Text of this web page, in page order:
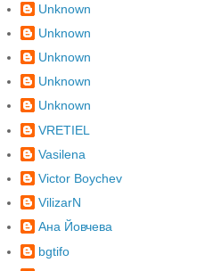
Unknown
Unknown
Unknown
Unknown
Unknown
VRETIEL
Vasilena
Victor Boychev
VilizarN
Ана Йовчева
bgtifo